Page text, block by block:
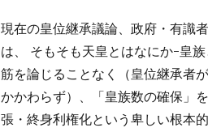
現在の皇位継承議論、政府・有識
は、 そもそも天皇とはなにか-皇
筋を論じることなく（皇位継承者
かかわらず）、「皇族数の確保」
張・終身利権化という卑しい根本